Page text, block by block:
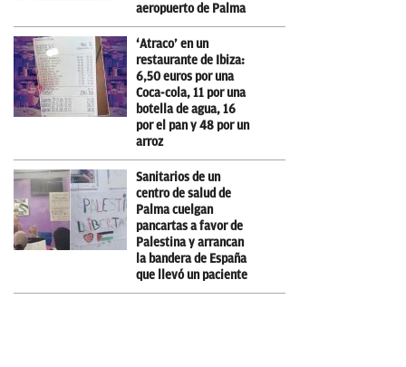
aeropuerto de Palma
‘Atraco’ en un
restaurante de Ibiza:
6,50 euros por una
Coca-cola, 11 por una
botella de agua, 16
por el pan y 48 por un
arroz
Sanitarios de un
centro de salud de
Palma cuelgan
pancartas a favor de
Palestina y arrancan
la bandera de España
que llevó un paciente